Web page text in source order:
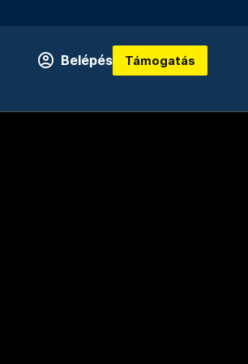
Belépés Támogatás